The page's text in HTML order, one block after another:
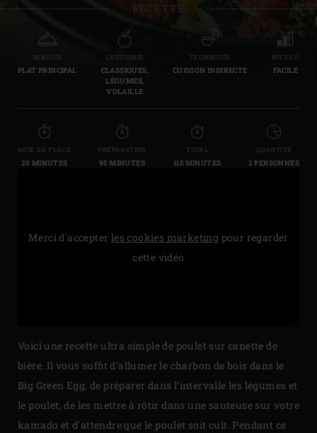
RECETTE
SERVICE
PLAT PRINCIPAL
CATÉGORIE
CLASSIQUES,
LÉGUMES,
VOLAILLE
TECHNIQUE
CUISSON INDIRECTE
NIVEAU
FACILE
MISE EN PLACE
20 MINUTES
PRÉPARATION
95 MINUTES
TOTAL
115 MINUTES
QUANTITÉ
2 PERSONNES
Merci d'accepter les cookies marketing pour regarder
cette vidéo
Voici une recette ultra simple de poulet sur canette de
bière. Il vous suffit d’allumer le charbon de bois dans le
Big Green Egg, de préparer dans l’intervalle les légumes et
le poulet, de les mettre à rôtir dans une sauteuse sur votre
kamado et d’attendre que le poulet soit cuit. Pendant ce